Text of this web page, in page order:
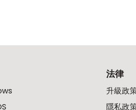
法律
升級政
隱私政